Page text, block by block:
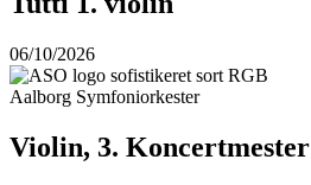
06/10/2026
Aalborg Symfoniorkester
Violin, 3. Koncertmester